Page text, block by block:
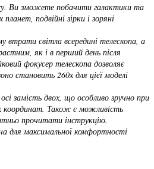
Ви зможете побачити галактики та
подвійні зірки і зоряні
світла всередині телескопа, а
як і в перший день після
фокусер телескопа дозволяє
становить 260х для цієї моделі
замість двох, що особливо зручно при
координат. Також є можливість
прочитати інструкцію.
для максимальної комфортності